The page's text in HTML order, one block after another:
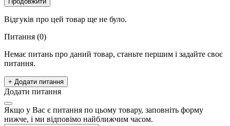
Відгуків про цей товар ще не було.
Питання (0)
Немає питань про даний товар, станьте першим і задайте своє
питання.
+ Додати питання
Додати питання
Якщо у Вас є питання по цьому товару, заповніть форму
нижче, і ми відповімо найближчим часом.